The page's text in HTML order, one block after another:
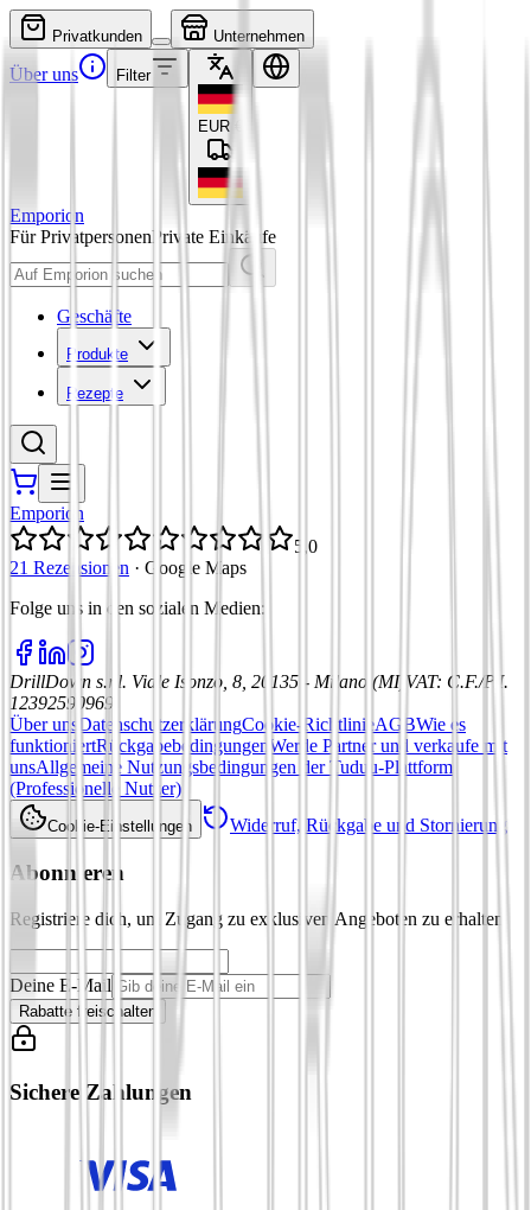
Privatkunden Unternehmen
Über uns Filter
EUR
Emporion
Für PrivatpersonenPrivate Einkäufe
Geschäfte
Produkte
Rezepte
Emporion
5,0
21 Rezensionen · Google Maps
Folge uns in den sozialen Medien:
DrillDown s.r.l. Viale Isonzo, 8, 20135 - Milano (MI) VAT: C.F./P.I.
12392590969
Über uns DatenschutzerklärungCookie-RichtlinieAGBWie es
funktioniertRückgabebedingungen Werde Partner und verkaufe mit
unsAllgemeine Nutzungsbedingungen der Tuduu-Plattform
(Professionelle Nutzer)
Cookie-Einstellungen Widerruf, Rückgabe und Stornierung
Abonnieren
Registriere dich, um Zugang zu exklusiven Angeboten zu erhalten
Deine E-Mail
Rabatte freischalten
Sichere Zahlungen